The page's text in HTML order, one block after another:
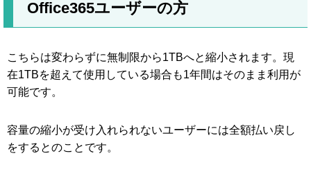
Office365ユーザーの方
こちらは変わらずに無制限から1TBへと縮小されます。現
在1TBを超えて使用している場合も1年間はそのまま利用が
可能です。
容量の縮小が受け入れられないユーザーには全額払い戻し
をするとのことです。